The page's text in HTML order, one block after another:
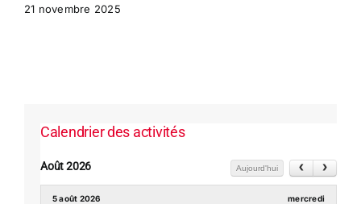
21 novembre 2025
Calendrier des activités
Août 2026 Aujourd'hui
5 août 2026 mercredi